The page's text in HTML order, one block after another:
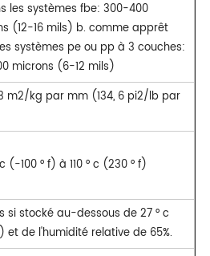
les systèmes fbe: 300-400
(12-16 mils) b. comme apprêt
systèmes pe ou pp à 3 couches:
microns (6-12 mils)
m2/kg par mm (134, 6 pi2/lb par
(-100 ° f) à 110 ° c (230 ° f)
si stocké au-dessous de 27 ° c
et de l'humidité relative de 65%.